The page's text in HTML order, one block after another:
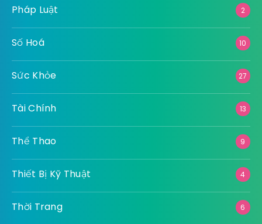
Pháp Luật 2
Số Hoá 10
Sức Khỏe 27
Tài Chính 13
Thể Thao 9
Thiết Bị Kỹ Thuật 4
Thời Trang 6